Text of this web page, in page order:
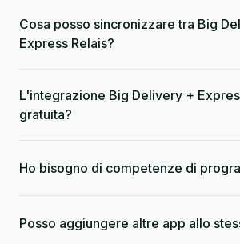
Cosa posso sincronizzare tra Big
Express Relais?
L'integrazione Big Delivery +
gratuita?
Ho bisogno di competenze di
Posso aggiungere altre app allo